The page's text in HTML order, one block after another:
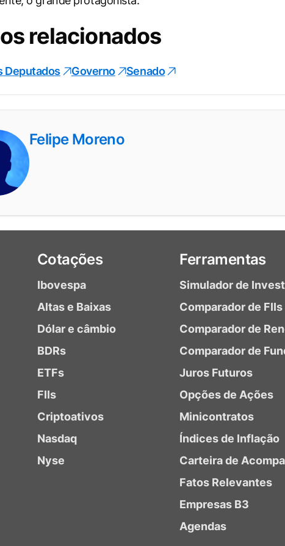
relacionados
Deputados Governo Senado
Felipe Moreno
Cotações
Ibovespa
Altas e Baixas
Dólar e câmbio
BDRs
ETFs
FIIs
Criptoativos
Nasdaq
Nyse
Ferramentas
Simulador de
Comparador de FIIs
Comparador de
Comparador de
Juros Futuros
Opções de Ações
Minicontratos
Índices de Inflação
Carteira de
Fatos Relevantes
Empresas B3
Agendas